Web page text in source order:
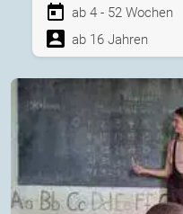
ab 4 - 52 Wochen
ab 16 Jahren